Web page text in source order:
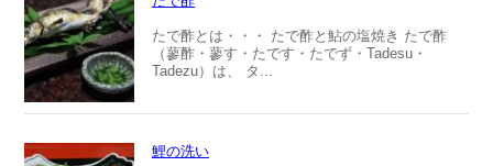
たで酢とは・・・ たで酢と鮎の塩焼き たで酢
（蓼酢・蓼す・たです・たでず・Tadesu・
Tadezu）は、 タ...
鯉の洗い